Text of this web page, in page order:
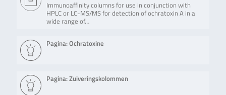
Immunoaffinity columns for use in conjunction with
HPLC or LC-MS/MS for detection of ochratoxin A in a
wide range of…
Pagina: Ochratoxine
Pagina: Zuiveringskolommen